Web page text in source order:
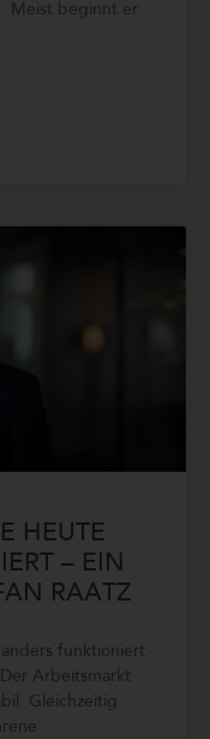
Meist beginnt er
HEUTE
– EIN
RAATZ
funktioniert
Arbeitsmarkt
Gleichzeitig